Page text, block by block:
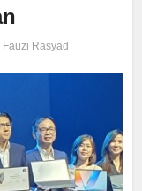
Fauzi Rasyad